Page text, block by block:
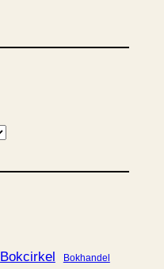
Bokcirkel Bokhandel